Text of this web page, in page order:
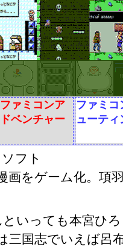
ファミコンア
ドベンチャー
ファミコ
ューティ
フト
画をゲーム化。項
いっても本宮ひ
三国志でいえば呂